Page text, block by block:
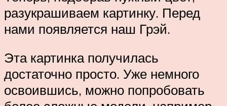
разукрашиваем картинку. Перед
нами появляется наш Грэй.
Эта картинка получилась
достаточно просто. Уже немного
освоившись, можно попробовать